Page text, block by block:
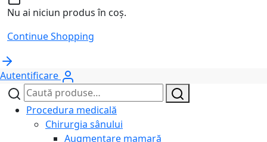
Nu ai niciun produs în coș.
Continue Shopping
Autentificare
Caută
după:
Caută
Procedura medicală
Chirurgia sânului
Augmentare mamară